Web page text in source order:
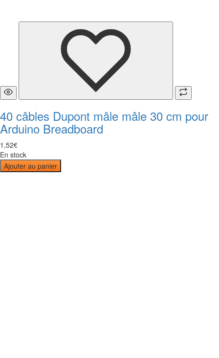
40 câbles Dupont mâle mâle 30 cm pour
Arduino Breadboard
1 ,52€
En stock
Ajouter au panier